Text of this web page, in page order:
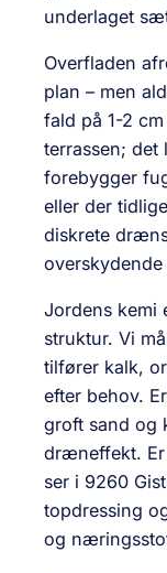
underlaget
Overfladen
plan – men
fald på 1-2
terrassen;
forebygger
eller der
diskrete
Jordens kemi
struktur. Vi
tilfører kalk,
efter behov.
groft sand og
dræneffekt. Er
ser i 9260
topdressing
og